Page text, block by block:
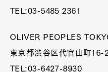
TEL:03-5485 2361
OLIVER PEOPLES
東京都渋谷区代官山町16-
TEL:03-6427-8930